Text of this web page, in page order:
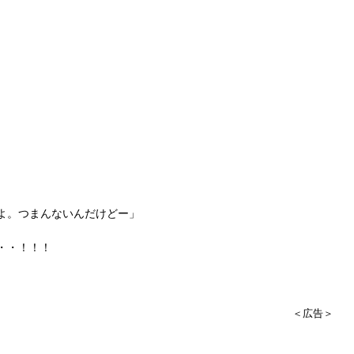
つまんないんだけどー」
・！！！
＜広告＞